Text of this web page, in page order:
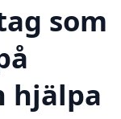
som
hjälpa